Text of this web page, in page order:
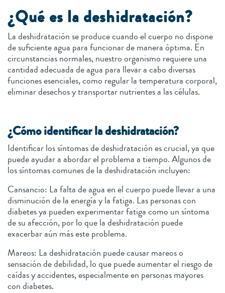
¿Qué es la deshidratación?
La deshidratación se produce cuando el cuerpo no dispone
de suficiente agua para funcionar de manera óptima. En
circunstancias normales, nuestro organismo requiere una
cantidad adecuada de agua para llevar a cabo diversas
funciones esenciales, como regular la temperatura corporal,
eliminar desechos y transportar nutrientes a las células.
¿Cómo identificar la deshidratación?
Identificar los síntomas de deshidratación es crucial, ya que
puede ayudar a abordar el problema a tiempo. Algunos de
los síntomas comunes de la deshidratación incluyen:
Cansancio: La falta de agua en el cuerpo puede llevar a una
disminución de la energía y la fatiga. Las personas con
diabetes ya pueden experimentar fatiga como un síntoma
de su afección, por lo que la deshidratación puede
exacerbar aún más este problema.
Mareos: La deshidratación puede causar mareos o
sensación de debilidad, lo que puede aumentar el riesgo de
caídas y accidentes, especialmente en personas mayores
con diabetes.